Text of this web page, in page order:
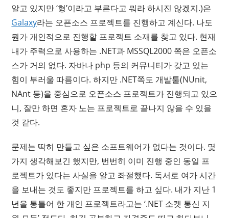
알고 있지만 ‘형’이라고 부른다고 뭐라 하시진 않겠지.)은
Galaxy라는 오픈소스 프로젝트를 진행하고 계신다. 나도
뭔가 개인적으로 진행할 프로젝트 소재를 찾고 있다. 현재
내가 주력으로 사용하는 .NET과 MSSQL2000 쪽은 오픈소
스가 거의 없다. 자바나 php 등의 커뮤니티가 갖고 있는
힘이 부러울 따름이다. 하지만 .NET쪽도 개발툴(NUnit,
NAnt 등)을 중심으로 오픈소스 프로젝트가 진행되고 있으
니, 잘만 하면 혼자 노는 프로젝트로 끝나지 않을 수 있을
것 같다.
문제는 딱히 만들고 싶은 소프트웨어가 없다는 것이다. 몇
가지 생각해보긴 했지만, 번번히 이미 진행 중인 동일 프
로젝트가 있다는 사실을 알고 좌절했다. 독서로 여가 시간
을 보내는 것도 좋지만 프로젝트를 하고 싶다. 내가 지난 1
년을 통틀어 한 개인 프로젝트라고는 ‘.NET 소켓 통신 지